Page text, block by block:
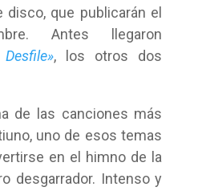
que publicarán el
Antes llegaron
Desfile», los otros dos
de las canciones más
uno de esos temas
en el himno de la
desgarrador. Intenso y